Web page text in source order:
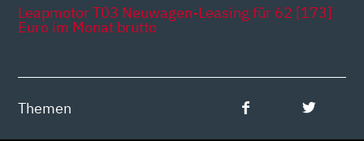
Leapmotor T03 Neuwagen-Leasing für 62 [173]
Euro im Monat brutto
Themen